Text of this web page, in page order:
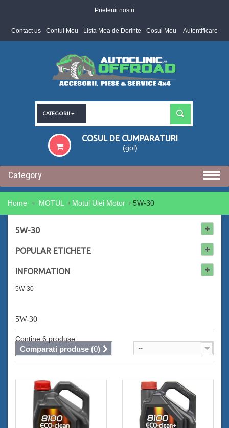
Prietenii nostri
Contact us Contul Meu Lista Mea de Dorinte Cosul Meu Autentificare
CATEGORII
COSUL DE CUMPARATURI
(gol)
Category
Home MOTUL Motul Ulei Motor 5W-30
5W-30
POPULAR ETICHETE
INFORMATION
5W-30
5W-30
Conține 6 produse.
--
Comparati produse (0)